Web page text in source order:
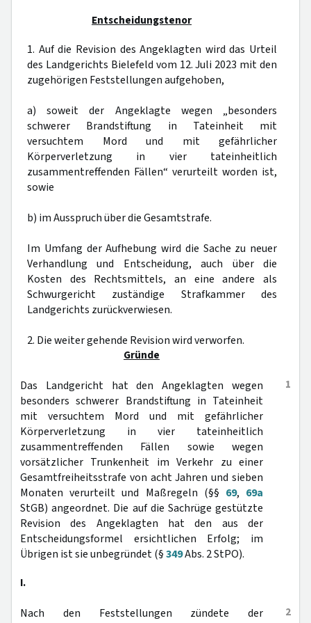
Entscheidungstenor
1. Auf die Revision des Angeklagten wird das Urteil
des Landgerichts Bielefeld vom 12. Juli 2023 mit den
zugehörigen Feststellungen aufgehoben,
a) soweit der Angeklagte wegen „besonders
schwerer Brandstiftung in Tateinheit mit
versuchtem Mord und mit gefährlicher
Körperverletzung in vier tateinheitlich
zusammentreffenden Fällen“ verurteilt worden ist,
sowie
b) im Ausspruch über die Gesamtstrafe.
Im Umfang der Aufhebung wird die Sache zu neuer
Verhandlung und Entscheidung, auch über die
Kosten des Rechtsmittels, an eine andere als
Schwurgericht zuständige Strafkammer des
Landgerichts zurückverwiesen.
2. Die weiter gehende Revision wird verworfen.
Gründe
1
Das Landgericht hat den Angeklagten wegen
besonders schwerer Brandstiftung in Tateinheit
mit versuchtem Mord und mit gefährlicher
Körperverletzung in vier tateinheitlich
zusammentreffenden Fällen sowie wegen
vorsätzlicher Trunkenheit im Verkehr zu einer
Gesamtfreiheitsstrafe von acht Jahren und sieben
Monaten verurteilt und Maßregeln (§§ 69, 69a
StGB) angeordnet. Die auf die Sachrüge gestützte
Revision des Angeklagten hat den aus der
Entscheidungsformel ersichtlichen Erfolg; im
Übrigen ist sie unbegründet (§349Abs. 2 StPO).
I.
2
Nach den Feststellungen zündete der